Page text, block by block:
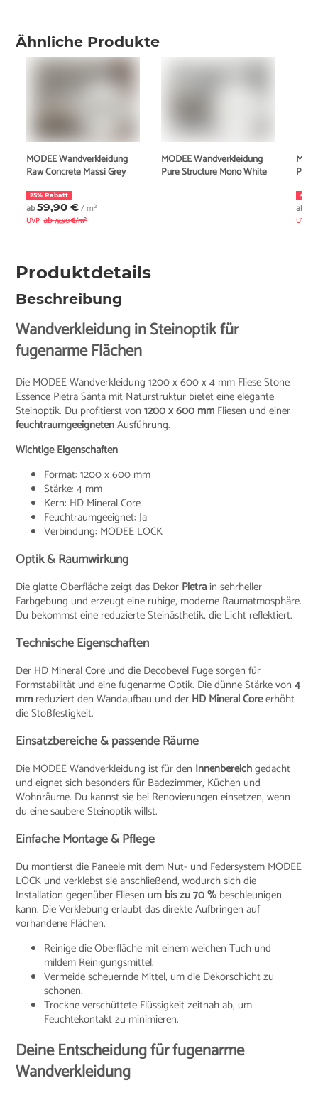
Ähnliche Produkte
MODEE Wandverkleidung
Raw Concrete Massi Grey
25% Rabatt
ab59,90 €/ m²
UVP ab79,90 €/m²
MODEE Wandverkleidung
Pure Structure Mono White
Pure
43%
ab
UVP
Produktdetails
Beschreibung
Wandverkleidung in Steinoptik für
fugenarme Flächen
Die MODEE Wandverkleidung 1200 x 600 x 4 mm Fliese Stone
Essence Pietra Santa mit Naturstruktur bietet eine elegante
Steinoptik. Du profitierst von1200 x 600 mm Fliesen und einer
feuchtraumgeeignetenAusführung.
Wichtige Eigenschaften
Format: 1200 x 600 mm
Stärke: 4 mm
Kern: HD Mineral Core
Feuchtraumgeeignet: Ja
Verbindung: MODEE LOCK
Optik & Raumwirkung
Die glatte Oberfläche zeigt das Dekor Pietrain sehrheller
Farbgebung und erzeugt eine ruhige, moderne Raumatmosphäre.
Du bekommst eine reduzierte Steinästhetik, die Licht reflektiert.
Technische Eigenschaften
Der HD Mineral Core und die Decobevel Fuge sorgen für
Formstabilität und eine fugenarme Optik. Die dünne Stärke von4
mm reduziert den Wandaufbau und der HD Mineral Coreerhöht
die Stoßfestigkeit.
Einsatzbereiche & passende Räume
Die MODEE Wandverkleidung ist für den Innenbereichgedacht
und eignet sich besonders für Badezimmer, Küchen und
Wohnräume. Du kannst sie bei Renovierungen einsetzen, wenn
du eine saubere Steinoptik willst.
Einfache Montage & Pflege
Du montierst die Paneele mit dem Nut- und Federsystem MODEE
LOCK und verklebst sie anschließend, wodurch sich die
Installation gegenüber Fliesen um bis zu 70 % beschleunigen
kann. Die Verklebung erlaubt das direkte Aufbringen auf
vorhandene Flächen.
Reinige die Oberfläche mit einem weichen Tuch und
mildem Reinigungsmittel.
Vermeide scheuernde Mittel, um die Dekorschicht zu
schonen.
Trockne verschüttete Flüssigkeit zeitnah ab, um
Feuchtekontakt zu minimieren.
Deine Entscheidung für fugenarme
Wandverkleidung